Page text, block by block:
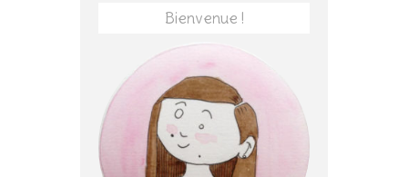
Bienvenue !